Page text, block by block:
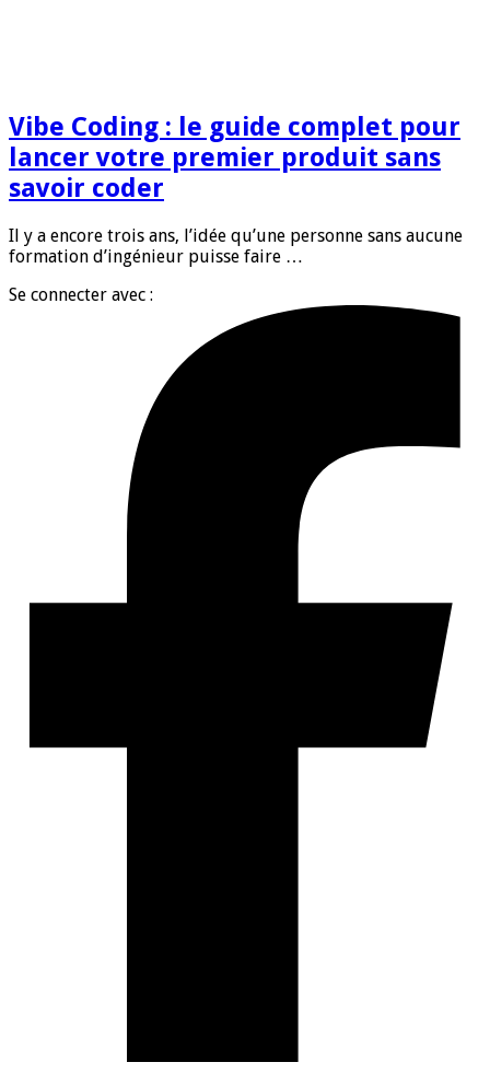
Vibe Coding : le guide complet pour
lancer votre premier produit sans
savoir coder
Il y a encore trois ans, l’idée qu’une personne sans aucune
formation d’ingénieur puisse faire …
Se connecter avec :